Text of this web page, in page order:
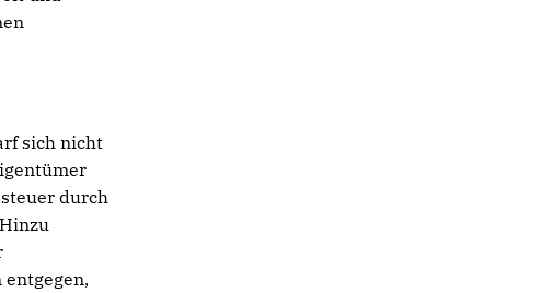
sich nicht
durch